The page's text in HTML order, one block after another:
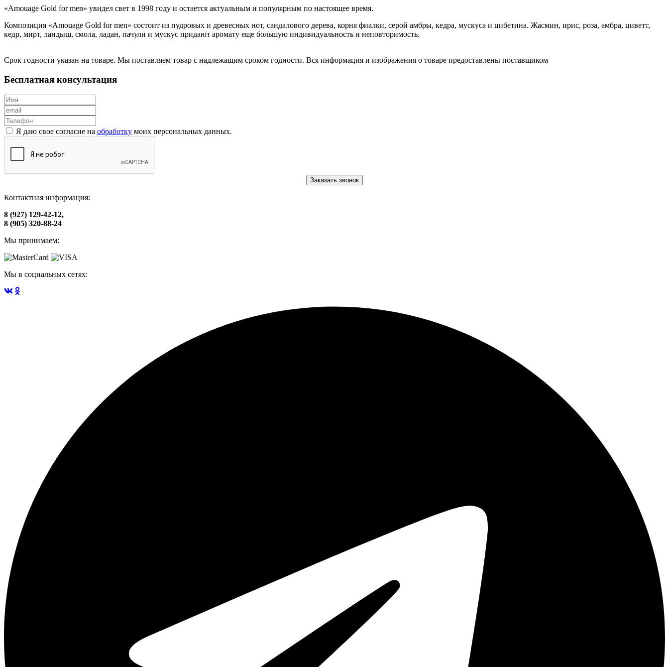
«Amouage Gold for men» увидел свет в 1998 году и остается актуальным и популярным по настоящее время.
Композиция «Amouage Gold for men» состоит из пудровых и древесных нот, сандалового дерева, корня фиалки, серой амбры, кедра, мускуса и цибетина. Жасмин, ирис, роза, амбра, циветт,
кедр, мирт, ландыш, смола, ладан, пачули и мускус придают аромату еще большую индивидуальность и неповторимость.
Срок годности указан на товаре. Мы поставляем товар с надлежащим сроком годности. Вся информация и изображения о товаре предоставлены поставщиком
Бесплатная консультация
Я даю свое согласие на обработку моих персональных данных.
Заказать звонок
Контактная информация:
8 (927) 129-42-12,
8 (905) 320-88-24
Мы принимаем:
Мы в социальных сетях: